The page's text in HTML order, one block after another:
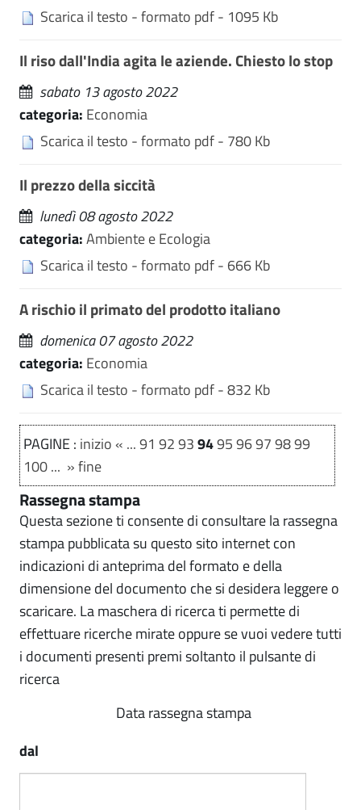
Scarica il testo - formato pdf - 1095 Kb
Il riso dall'India agita le aziende. Chiesto lo stop
sabato 13 agosto 2022
categoria: Economia
Scarica il testo - formato pdf - 780 Kb
Il prezzo della siccità
lunedì 08 agosto 2022
categoria:Ambiente e Ecologia
Scarica il testo - formato pdf - 666 Kb
A rischio il primato del prodotto italiano
domenica 07 agosto 2022
categoria: Economia
Scarica il testo - formato pdf - 832 Kb
PAGINE : inizio« ...91 9293949596979899
100... »fine
Rassegna stampa
Questa sezione ti consente di consultare la rassegna
stampa pubblicata su questo sito internet con
indicazioni di anteprima del formato e della
dimensione del documento che si desidera leggere o
scaricare. La maschera di ricerca ti permette di
effettuare ricerche mirate oppure se vuoi vedere tutti
i documenti presenti premi soltanto il pulsante di
ricerca
Data rassegna stampa
dal